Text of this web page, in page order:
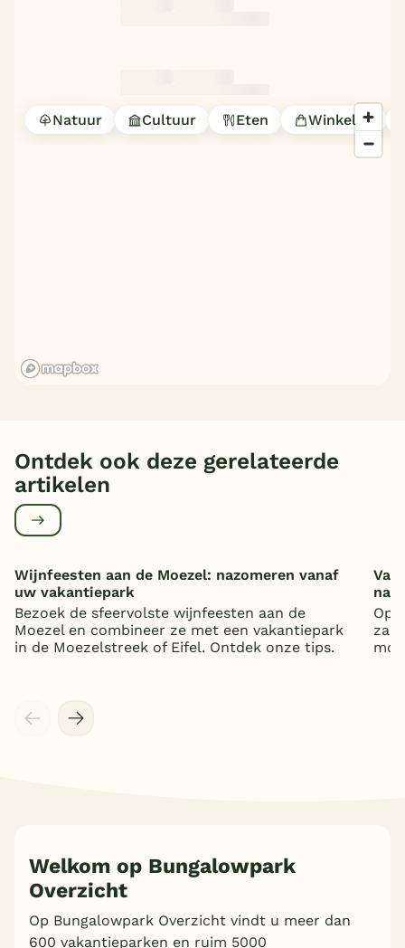
Natuur Cultuur Eten Winkelen
Ontdek ook deze gerelateerde
artikelen
Wijnfeesten aan de Moezel: nazomeren vanaf
uw vakantiepark
Bezoek de sfeervolste wijnfeesten aan de
Moezel en combineer ze met een vakantiepark
in de Moezelstreek of Eifel. Ontdek onze tips.
Op
Welkom op Bungalowpark
Overzicht
Op Bungalowpark Overzicht vindt u meer dan
600 vakantieparken en ruim 5000